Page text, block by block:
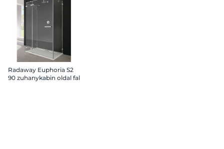
Radaway Euphoria S2
90 zuhanykabin oldal fal